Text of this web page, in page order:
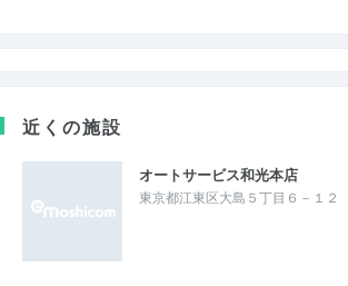
近くの施設
オートサービス和光本店
東京都江東区大島５丁目６－１２